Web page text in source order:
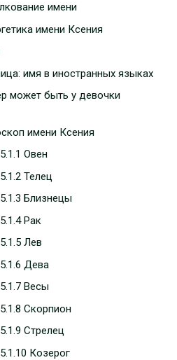
имени
имени Ксения
имя в иностранных языках
может быть у девочки
имени Ксения
5.1.1 Овен
5.1.2 Телец
5.1.3 Близнецы
5.1.4 Рак
5.1.5 Лев
5.1.6 Дева
5.1.7 Весы
5.1.8 Скорпион
5.1.9 Стрелец
5.1.10 Козерог